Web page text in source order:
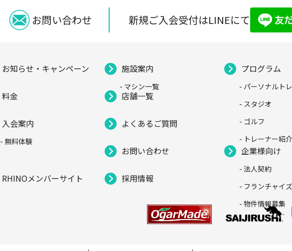
お問い合わせ 新規ご入会受付はLINEにて
お知らせ・キャンペーン 施設案内
- マシン一覧
プログラム
- パーソナルト
- スタジオ
- ゴルフ
- トレーナー紹介
料金 店舗一覧
入会案内
- 無料体験
よくあるご質問
お問い合わせ 企業様向け
- 法人契約
- フランチャイ
- 物件情報募集
RHINOメンバーサイト 採用情報